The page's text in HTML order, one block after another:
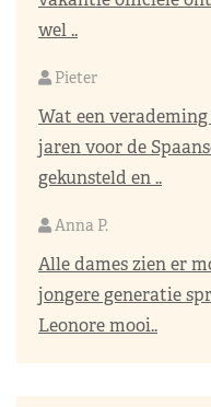
wel ..
Pieter
Wat een
jaren voor de
gekunsteld en ..
Anna P.
Alle dames zien er
jongere generatie
Leonore mooi..